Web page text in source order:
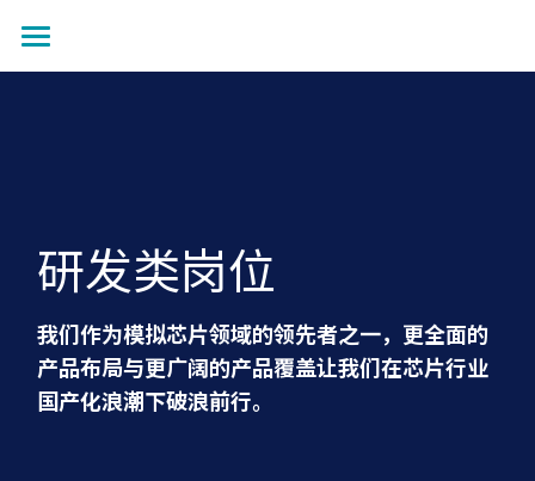
走进纳芯微
了解更多
研发类岗位
我们作为模拟芯片领域的领先者之一，更全面的
产品布局与更广阔的产品覆盖让我们在芯片行业
国产化浪潮下破浪前行。